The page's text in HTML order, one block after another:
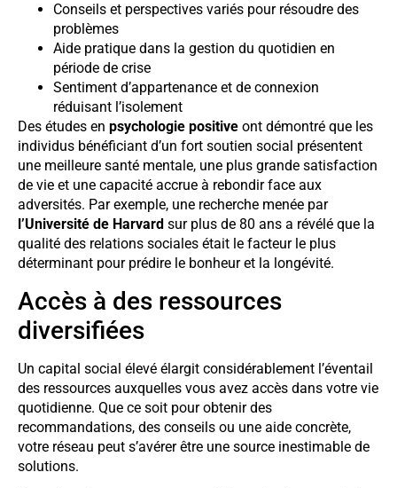
Conseils et perspectives variés pour résoudre des
problèmes
Aide pratique dans la gestion du quotidien en
période de crise
Sentiment d’appartenance et de connexion
réduisant l’isolement
Des études en psychologie positive ont démontré que les
individus bénéficiant d’un fort soutien social présentent
une meilleure santé mentale, une plus grande satisfaction
de vie et une capacité accrue à rebondir face aux
adversités. Par exemple, une recherche menée par
l’Université de Harvard sur plus de 80 ans a révélé que la
qualité des relations sociales était le facteur le plus
déterminant pour prédire le bonheur et la longévité.
Accès à des ressources
diversifiées
Un capital social élevé élargit considérablement l’éventail
des ressources auxquelles vous avez accès dans votre vie
quotidienne. Que ce soit pour obtenir des
recommandations, des conseils ou une aide concrète,
votre réseau peut s’avérer être une source inestimable de
solutions.